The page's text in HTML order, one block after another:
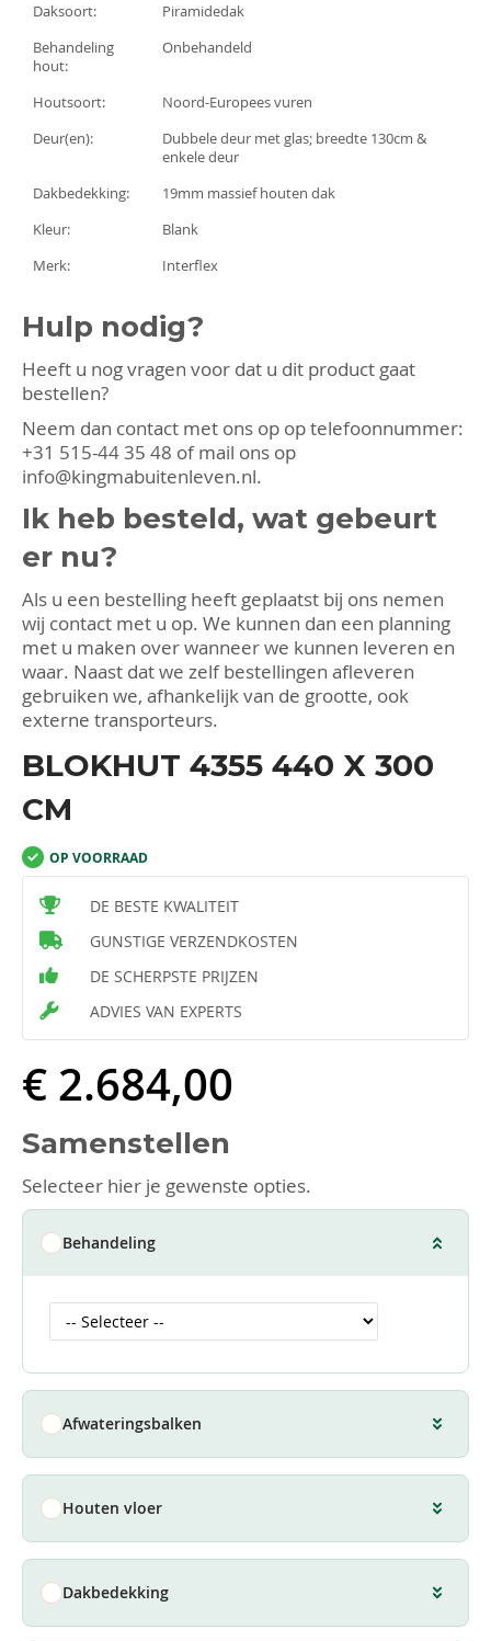
Daksoort:
Piramidedak
Behandeling
hout:
Onbehandeld
Houtsoort:
Noord-Europees vuren
Deur(en):
Dubbele deur met glas; breedte 130cm &
enkele deur
Dakbedekking:
19mm massief houten dak
Kleur:
Blank
Merk:
Interflex
Hulp nodig?
Heeft u nog vragen voor dat u dit product gaat
bestellen?
Neem dan contact met ons op op telefoonnummer:
+31 515-44 35 48 of mail ons op
info@kingmabuitenleven.nl.
Ik heb besteld, wat gebeurt
er nu?
Als u een bestelling heeft geplaatst bij ons nemen
wij contact met u op. We kunnen dan een planning
met u maken over wanneer we kunnen leveren en
waar. Naast dat we zelf bestellingen afleveren
gebruiken we, afhankelijk van de grootte, ook
externe transporteurs.
BLOKHUT 4355 440 X 300
CM
OP VOORRAAD
DE BESTE KWALITEIT
GUNSTIGE VERZENDKOSTEN
DE SCHERPSTE PRIJZEN
ADVIES VAN EXPERTS
€ 2.684,00
Samenstellen
Selecteer hier je gewenste opties.
Behandeling
Afwateringsbalken
Houten vloer
Dakbedekking